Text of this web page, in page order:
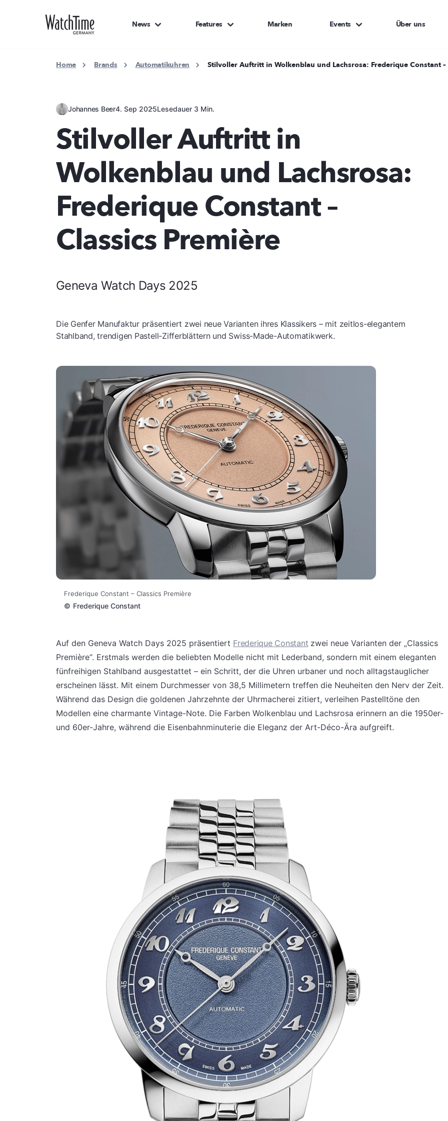
News Features Marken Events Über uns
Home Brands Automatikuhren Stilvoller Auftritt in Wolkenblau und Lachsrosa: Frederique Constant –
Johannes Beer4. Sep 2025Lesedauer 3 Min.
Stilvoller Auftritt in
Wolkenblau und Lachsrosa:
Frederique Constant –
Classics Première
Geneva Watch Days 2025
Die Genfer Manufaktur präsentiert zwei neue Varianten ihres Klassikers – mit zeitlos-elegantem
Stahlband, trendigen Pastell-Zifferblättern und Swiss-Made-Automatikwerk.
Frederique Constant – Classics Première
© Frederique Constant
Auf den Geneva Watch Days 2025 präsentiert Frederique Constant zwei neue Varianten der „Classics
Première“. Erstmals werden die beliebten Modelle nicht mit Lederband, sondern mit einem eleganten
fünfreihigen Stahlband ausgestattet – ein Schritt, der die Uhren urbaner und noch alltagstauglicher
erscheinen lässt. Mit einem Durchmesser von 38,5 Millimetern treffen die Neuheiten den Nerv der Zeit.
Während das Design die goldenen Jahrzehnte der Uhrmacherei zitiert, verleihen Pastelltöne den
Modellen eine charmante Vintage-Note. Die Farben Wolkenblau und Lachsrosa erinnern an die 1950er-
und 60er-Jahre, während die Eisenbahnminuterie die Eleganz der Art-Déco-Ära aufgreift.